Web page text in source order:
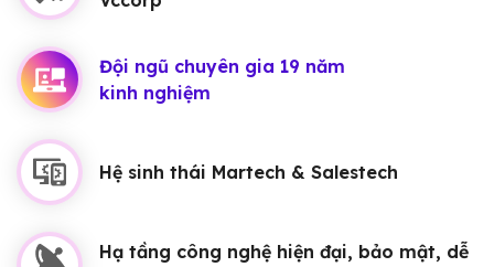
Đội ngũ chuyên gia 19 năm
kinh nghiệm
Hệ sinh thái Martech & Salestech
Hạ tầng công nghệ hiện đại, bảo mật, dễ